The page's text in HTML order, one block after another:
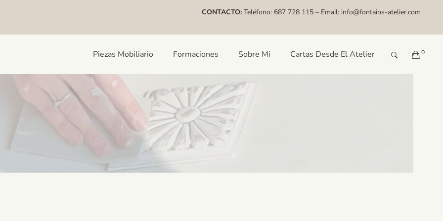
CONTACTO: Teléfono: 687 728 115 – Email: info@fontains-atelier.com
Piezas Mobiliario Formaciones Sobre Mi Cartas Desde El Atelier 0